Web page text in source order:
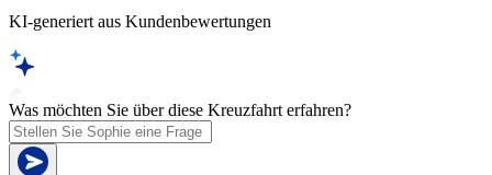
KI-generiert aus Kundenbewertungen
Was möchten Sie über diese Kreuzfahrt erfahren?